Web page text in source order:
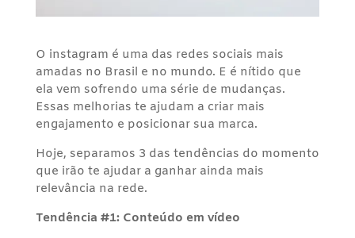
O instagram é uma das redes sociais mais
amadas no Brasil e no mundo. E é nítido que
ela vem sofrendo uma série de mudanças.
Essas melhorias te ajudam a criar mais
engajamento e posicionar sua marca.
Hoje, separamos 3 das tendências do momento
que irão te ajudar a ganhar ainda mais
relevância na rede.
Tendência #1: Conteúdo em vídeo